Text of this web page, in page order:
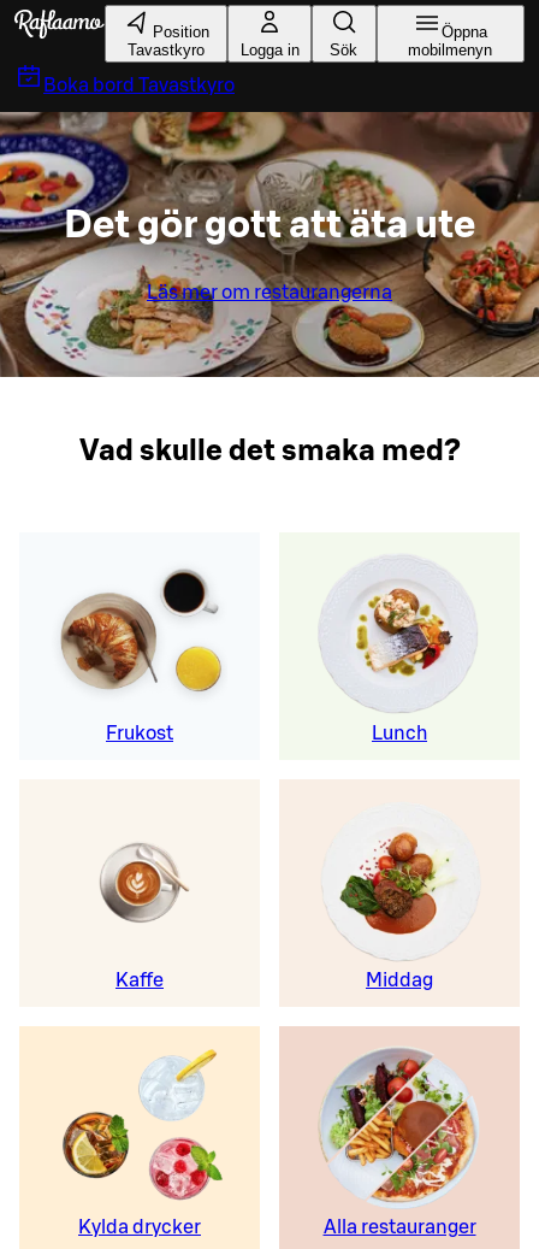
Gå till huvudinnehållet
Position
Tavastkyro
Logga in Sök
Öppna
mobilmenyn
Boka bord Tavastkyro
Det gör gott att äta ute
Läs mer om restaurangerna
Vad skulle det smaka med?
Frukost Lunch
Kaffe Middag
Kylda drycker Alla restauranger